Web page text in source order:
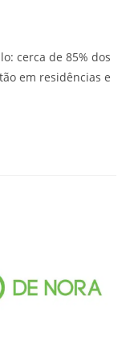
cerca de 85% dos
em residências e